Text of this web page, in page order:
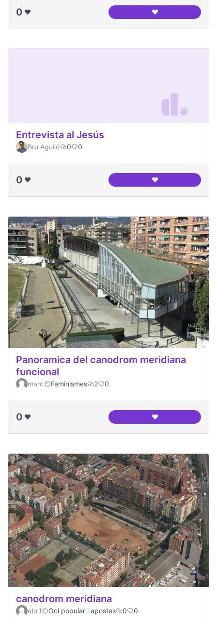
0 ❤️ ❤️Canòdrom
Entrevista al Jesús
Bru Aguiló 0 0
0 ❤️ ❤️Entrevista al Jesús
Panoramica del canodrom meridiana
funcional
marc Feminismes 2 0
0 ❤️ ❤️Panoramica del
canodrom meridiana
abril Oci popular i apostes 0 0